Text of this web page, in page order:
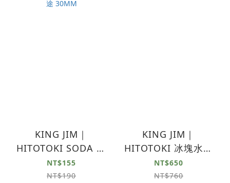
KING JIM｜
HITOTOKI SODA 透
明PET卷狀膠帶 多貼
紙款 多用途 30MM
NT$155
NT$190
KING JIM｜
HITOTOKI 冰塊水晶
印章 SET 花朵
NT$650
NT$760